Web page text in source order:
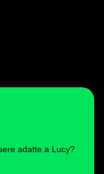
adatte a Lucy?